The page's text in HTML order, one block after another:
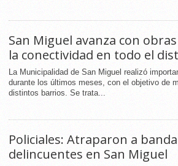
San Miguel avanza con
la conectividad en todo el
La Municipalidad de San Miguel realizó
durante los últimos meses, con el objetivo de
distintos barrios. Se trata...
Policiales: Atraparon a
delincuentes en San Miguel